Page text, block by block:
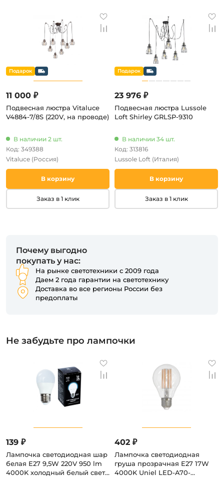
11 000 ₽
Подвесная люстра Vitaluce
V4884-7/8S (220V, на проводе)
В наличии 2 шт.
Код: 349388
Vitaluce (Россия)
В корзину
Заказ в 1 клик
23 976 ₽
Подвесная люстра Lussole
Loft Shirley GRLSP-9310
В наличии 34 шт.
Код: 313816
Lussole Loft (Италия)
В корзину
Заказ в 1 клик
Почему выгодно
покупать у нас:
На рынке светотехники с 2009 года
Даем 2 года гарантии на светотехнику
Доставка во все регионы России без
предоплаты
Не забудьте про лампочки
139 ₽
Лампочка светодиодная шар
белая E27 9,5W 220V 950 lm
4000K холодный белый свет
402 ₽
Лампочка светодиодная
груша прозрачная E27 17W
4000K Uniel LED-A70-